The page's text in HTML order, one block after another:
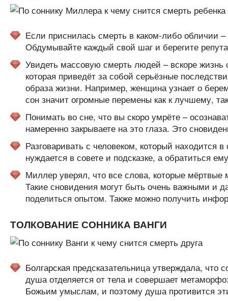
Если приснилась смерть в каком-либо обличии
Обдумывайте каждый свой шаг и берегите
Увидеть массовую смерть людей – вскоре
которая приведёт за собой серьёзные
образа жизни. Например, женщина узнает о
сон значит огромные перемены как к лучшему,
Понимать во сне, что вы скоро умрёте –
намеренно закрываете на это глаза. Это
Разговаривать с человеком, который
нуждается в совете и подсказке, а обратиться
Миллер уверял, что все слова, которые мёртвые
Такие сновидения могут быть очень важными и
поделиться опытом. Также можно получить
ТОЛКОВАНИЕ СОННИКА ВАНГИ
Болгарская предсказательница утверждала, что
душа отделяется от тела и совершает
Божьим умыслам, и поэтому душа противится